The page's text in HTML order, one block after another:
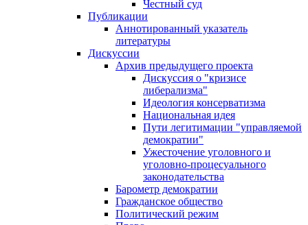
Честный суд
Публикации
Аннотированный указатель
литературы
Дискуссии
Архив предыдущего проекта
Дискуссия о "кризисе
либерализма"
Идеология консерватизма
Национальная идея
Пути легитимации "управляемой
демократии"
Ужесточение уголовного и
уголовно-процесуального
законодательства
Барометр демократии
Гражданское общество
Политический режим